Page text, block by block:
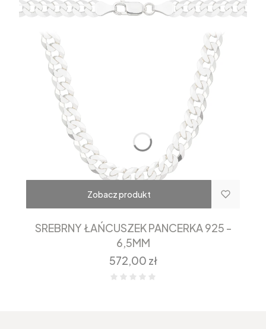
Zobacz produkt
SREBRNY ŁAŃCUSZEK PANCERKA 925 -
6,5MM
Cena
572,00 zł